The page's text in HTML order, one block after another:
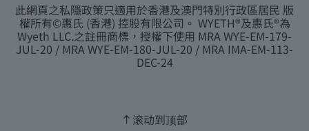
此網頁之私隱政策只適用於香港及澳門特別行政區居民 版
權所有©惠氏 (香港) 控股有限公司。 WYETH®及惠氏®為
Wyeth LLC.之註冊商標，授權下使用 MRA WYE-EM-179-
JUL-20 / MRA WYE-EM-180-JUL-20 / MRA IMA-EM-113-
DEC-24
滚动到顶部